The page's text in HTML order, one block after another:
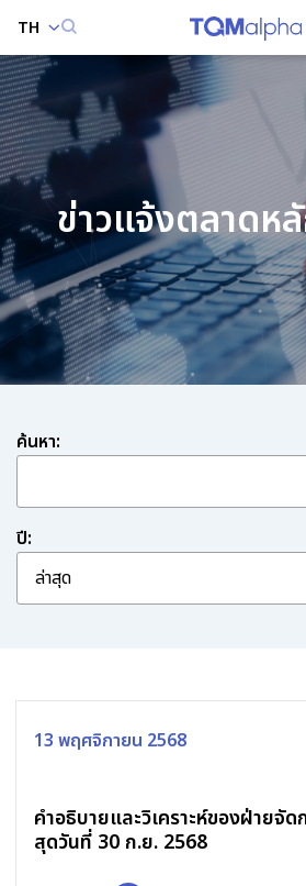
TH
ค้นหาในเว็บไซต์
ข่าวแจ้งตลาดห
ค้นหา:
ปี:
ล่าสุด
13 พฤศจิกายน 2568
คำอธิบายและวิเคราะห์ของฝ่ายจั
สุดวันที่ 30 ก.ย. 2568